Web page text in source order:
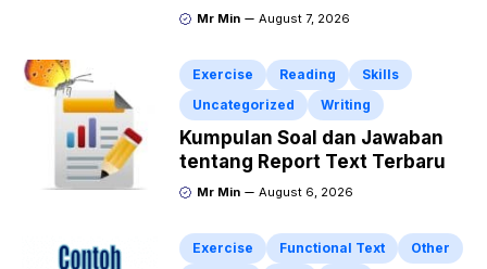
Kalimat Bahasa Inggris
Mr Min August 7, 2026
Exercise Reading
Skills
Uncategorized
Writing
Kumpulan Soal dan Jawaban
tentang Report Text Terbaru
Mr Min August 6, 2026
Exercise Functional Text
Other